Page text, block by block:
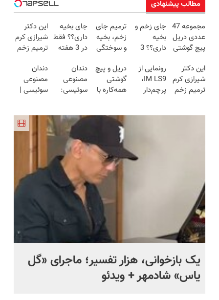
مطالب پیشنهادی
مجموعه 47
عددی دریل
پیچ گوشتی
(تخفیف به
مدت
محدود)
جای زخم و
بخیه
داری؟؟ 3
محوش کن!
ترمیم جای
زخم، بخیه
و سوختگی
هفته!!😍
جای بخیه
داری؟؟ فقط
در 3 هفته
کن!😍
این دکتر
شیرازی کرم
ترمیم زخم
ساخت!!!
این دکتر
شیرازی کرم
ترمیم زخم
رونمایی از
IM LS9،
پرچم‌دار
دریل و پیچ
گوشتی
همه‌کاره با
(نصف
قیمت بازار
🔥)
دندان
مصنوعی
سوئیسی:
اروپا، سبک
و مقاوم |
پرداخت
قسطی
دندان
مصنوعی
سوئیسی |
طبیعی!
ویزیت
رایگان+پرداخت
اقساطی😍
یک بازخوانی، هزار تفسیر؛ ماجرای «گل
یاس» شادمهر + ویدئو